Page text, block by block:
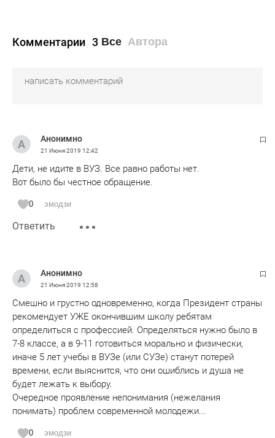
Комментарии 3 Все Автора
Анонимно
21 Июня 2019 12:42
Дети, не идите в ВУЗ. Все равно работы нет.
Вот было бы честное обращение.
0 эмодзи
Ответить
Анонимно
21 Июня 2019 12:58
Смешно и грустно одновременно, когда Президент страны
рекомендует УЖЕ окончившим школу ребятам
определиться с профессией. Определяться нужно было в
7-8 классе, а в 9-11 готовиться морально и физически,
иначе 5 лет учебы в ВУЗе (или СУЗе) станут потерей
времени, если выяснится, что они ошиблись и душа не
будет лежать к выбору.
Очередное проявление непонимания (нежелания
понимать) проблем современной молодежи...
0 эмодзи